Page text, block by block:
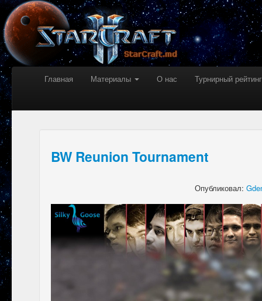
Главная Материалы О нас Турнирный рейтинг
BW Reunion Tournament
Опубликовал: